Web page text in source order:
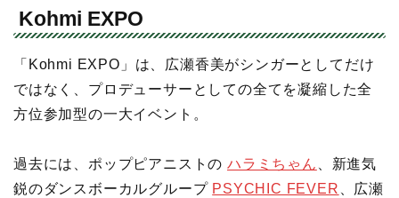
Kohmi EXPO
「Kohmi EXPO」は、広瀬香美がシンガーとしてだけ
ではなく、プロデューサーとしての全てを凝縮した全
方位参加型の一大イベント。
過去には、ポップピアニストのハラミちゃん
、新進気
鋭のダンスボーカルグループ PSYCHIC FEVER 、広瀬